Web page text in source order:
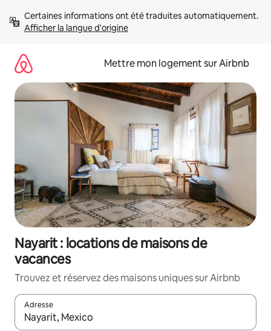
directement
Afficher la langue d'origine
Mettre mon logement sur Airbnb
Nayarit : locations de maisons de
vacances
Trouvez et réservez des maisons uniques sur Airbnb
Adresse
Lorsque les résultats s'affichent, utilisez les flèches vers le